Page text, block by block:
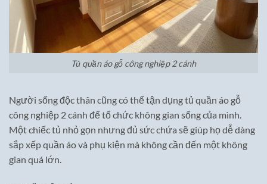
Tủ quần áo gỗ công nghiệp 2 cánh
Người sống độc thân cũng có thể tận dụng tủ quần áo gỗ
công nghiệp 2 cánh để tổ chức không gian sống của mình.
Một chiếc tủ nhỏ gọn nhưng đủ sức chứa sẽ giúp họ dễ dàng
sắp xếp quần áo và phụ kiện mà không cần đến một không
gian quá lớn.